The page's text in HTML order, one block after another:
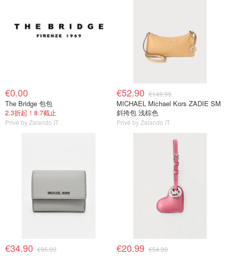
€0.00
The Bridge 包包
2.3折起！8.7截止
Privé by Zalando IT
€52.90 €149.99
MICHAEL Michael Kors ZADIE SM
斜挎包 浅棕色
Privé by Zalando IT
€34.90 €95.00 €20.99 €54.99